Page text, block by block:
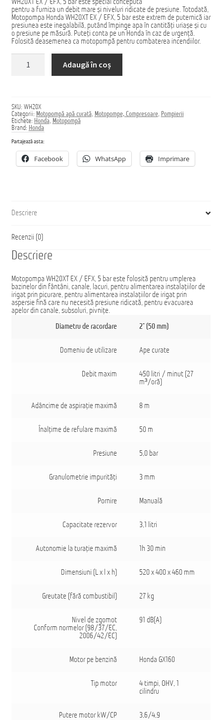
Домашняя страница
WH20XT EX / EFX, 5 bar este special concepută
pentru a furniza un debit mare și niveluri ridicate de presiune. Totodată,
Motopompa Honda WH20XT EX / EFX, 5 bar este extrem de puternică iar
presiunea este inegalabilă, putând împinge apa în cantități uriașe și cu
o presiune pe măsură. Puteți conta pe un Honda în caz de urgență.
Folosită deasemenea ca motopompă pentru combaterea incendiilor.
Motopompă
Adaugă în coș
SKU: WH20X
Categorii: Motopompă apă curată, Motopompe, Compresoare, Pompierii
Etichete: Honda, Motopompă
Brand: Honda
Partajează asta:
Facebook WhatsApp Imprimare
Descriere
Recenzii (0)
Descriere
Motopompa WH20XT EX / EFX, 5 bar este folosită pentru umplerea
bazinelor din fântâni, canale, lacuri, pentru alimentarea instalaţiilor de
irigat prin picurare, pentru alimentarea instalaţiilor de irigat prin
aspersie fină care nu necesită presiune ridicată, pentru evacuarea
apelor din canale, subsoluri, pivniţe.
Diametru de racordare
2” (50 mm)
Domeniu de utilizare Ape curate
Debit maxim
450 litri / minut (27
m³/oră)
Adâncime de aspiraţie maximă 8 m
Înalţime de refulare maximă 50 m
Presiune 5,0 bar
Granulometrie impurităţi 3 mm
Pornire Manuală
Capacitate rezervor 3,1 litri
Autonomie la turaţie maximă 1h 30 min
Dimensiuni (L x l x h) 520 x 400 x 460 mm
Greutate (fără combustibil) 27 kg
Nivel de zgomot
Conform normelor (98/37/EC,
2006/42/EC)
91 dB(A)
Motor pe benzină Honda GX160
Tip motor
4 timpi, OHV, 1
cilindru
Putere motor kW/CP 3,6/4,9